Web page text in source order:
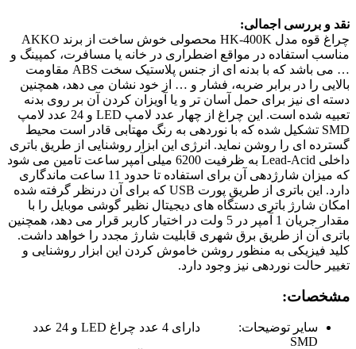
نقد و بررسی اجمالی:
چراغ قوه مدل HK-400K محصولی خوش ساخت از برند AKKO
مناسب استفاده در مواقع اضطراری در خانه یا مسافرت، کمپینگ و
… می باشد که با بدنه ای از جنس پلاستیک سخت ABS مقاومت
بالایی را در برابر ضربه، فشار و … از خود نشان می دهد، همچنین
دسته ای نیز برای حمل آسان تر و یا آویزان کردن آن بر روی بدنه
تعبیه شده است. این چراغ از چهار عدد لامپ LED و 24 عدد لامپ
SMD تشکیل شده که با نوردهی به رنگ مهتابی قادر است محیط
گسترده ای را روشن نماید. انرژی این ابزار روشنایی از طریق باتری
داخلی Lead-Acid به ظرفیت 6200 میلی آمپر ساعت تامین می شود
که میزان شارژدهی آن برای استفاده تا حدود 11 ساعت ماندگاری
دارد. این باتری از طریق پورت USB که برای آن درنظر گرفته شده
امکان شارژ باتری دستگاه های دیجیتال نظیر گوشی موبایل را با
مقدار جریان 1 آمپر در 5 ولت در اختیار کاربر قرار می دهد، همچنین
باتری آن از طریق برق شهری قابلیت شارژ مجدد را خواهد داشت.
کلید فیزیکی به منظور روشن خاموش کردن این ابزار روشنایی و
تغییر حالت نوردهی نیز وجود دارد.
مشخصات:
سایر توضیحات:
دارای 4 عدد چراغ LED و 24 عدد
SMD